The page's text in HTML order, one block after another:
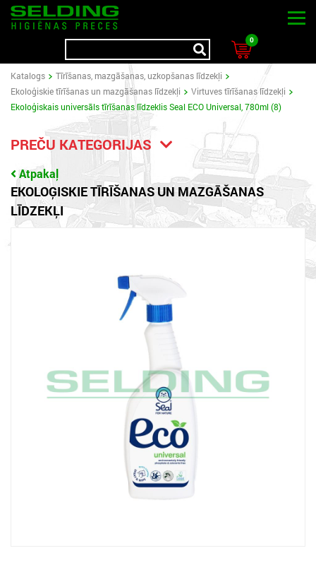
0
Katalogs
Tīrīšanas, mazgāšanas, uzkopšanas līdzekļi
Ekoloģiskie tīrīšanas un mazgāšanas līdzekļi
Virtuves tīrīšanas līdzekļi
Ekoloģiskais universāls tīrīšanas līdzeklis Seal ECO Universal, 780ml (8)
PREČU KATEGORIJAS
Atpakaļ
EKOLOĢISKIE TĪRĪŠANAS UN MAZGĀŠANAS
LĪDZEKĻI